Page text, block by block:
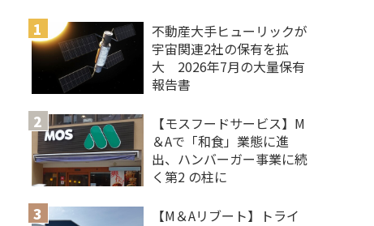
不動産大手ヒューリックが
宇宙関連2社の保有を拡
大 2026年7月の大量保有
報告書
【モスフードサービス】M
＆Aで「和食」業態に進
出、ハンバーガー事業に続
く第2 の柱に
【M＆Aリブート】トライ